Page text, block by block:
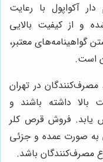
آکواپول با رعایت
و از کیفیت بالایی
گواهینامه‌های معتبر،
است.
در تهران
داشته باشند و
یابد. فروش قرص کلر
به صورت عمده و جزئی
مصرف‌کنندگان باشد.